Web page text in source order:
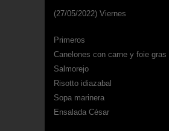
(27/05/2022) Viernes
Primeros
Canelones con carne y foie gras
Salmorejo
Risotto idiazabal
Sopa marinera
Ensalada César